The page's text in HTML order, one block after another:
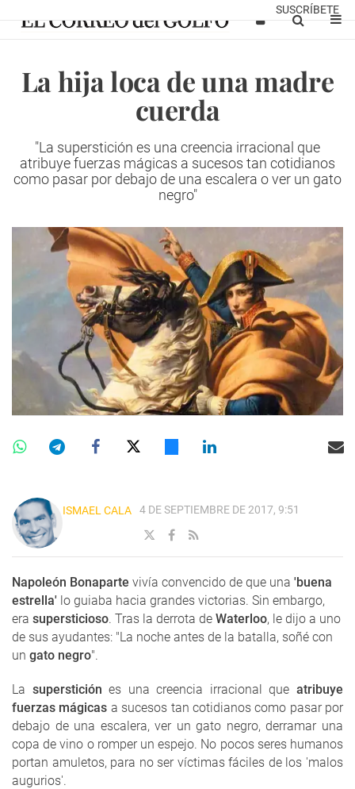
SUSCRÍBETE
La hija loca de una madre
cuerda
"La superstición es una creencia irracional que
atribuye fuerzas mágicas a sucesos tan cotidianos
como pasar por debajo de una escalera o ver un gato
negro"
ISMAEL CALA 4 DE SEPTIEMBRE DE 2017, 9:51
Napoleón Bonaparte vivía convencido de que una 'buena
estrella' lo guiaba hacia grandes victorias. Sin embargo,
era supersticioso. Tras la derrota de Waterloo, le dijo a uno
de sus ayudantes: "La noche antes de la batalla, soñé con
un gato negro".
La superstición es una creencia irracional queatribuye
fuerzas mágicas a sucesos tan cotidianos como pasar por
debajo de una escalera, ver un gato negro, derramar una
copa de vino o romper un espejo. No pocos seres humanos
portan amuletos, para no ser víctimas fáciles de los 'malos
augurios'.